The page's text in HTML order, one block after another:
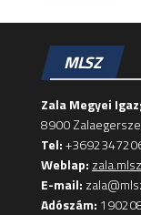
MLSZ
Zala Megyei
8900
Tel:
Weblap:
E-mail:
Adószám: